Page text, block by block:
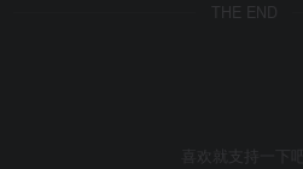
THE END
喜欢就支持一下吧